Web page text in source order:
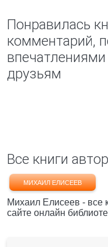
Понравилась
комментарий,
друзьям
Все книги
МИХАИЛ ЕЛИСЕЕВ
Михаил Елисеев - все
сайте онлайн